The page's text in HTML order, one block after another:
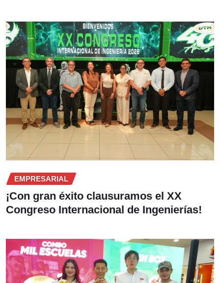
EMPRESARIAL
¡Con gran éxito clausuramos el XX
Congreso Internacional de Ingenierías!